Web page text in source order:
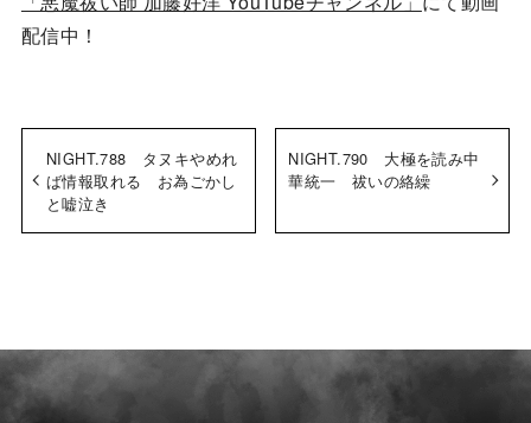
配信中！
NIGHT.788 タヌキやめれ
ば情報取れる お為ごかし
と嘘泣き
NIGHT.790 大極を読み中
華統一 祓いの絡繰